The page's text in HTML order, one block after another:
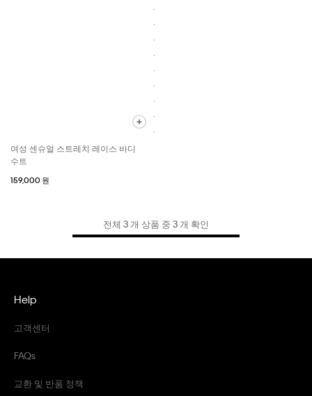
여성 센슈얼 스트레치 레이스 바디
수트
159,000 원
전체 3 개 상품 중 3 개 확인
Help
고객센터
FAQs
교환 및 반품 정책